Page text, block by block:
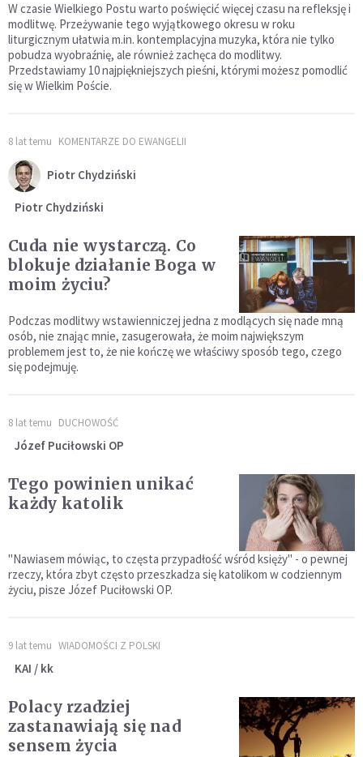
W czasie Wielkiego Postu warto poświęcić więcej czasu na refleksję i
modlitwę. Przeżywanie tego wyjątkowego okresu w roku
liturgicznym ułatwia m.in. kontemplacyjna muzyka, która nie tylko
pobudza wyobraźnię, ale również zachęca do modlitwy.
Przedstawiamy 10 najpiękniejszych pieśni, którymi możesz pomodlić
się w Wielkim Poście.
8 lat temu KOMENTARZE DO EWANGELII
Piotr Chydziński
Piotr Chydziński
Cuda nie wystarczą. Co
blokuje działanie Boga w
moim życiu?
Podczas modlitwy wstawienniczej jedna z modlących się nade mną
osób, nie znając mnie, zasugerowała, że moim największym
problemem jest to, że nie kończę we właściwy sposób tego, czego
się podejmuję.
8 lat temu DUCHOWOŚĆ
Józef Puciłowski OP
Tego powinien unikać
każdy katolik
"Nawiasem mówiąc, to częsta przypadłość wśród księży" - o pewnej
rzeczy, która zbyt często przeszkadza się katolikom w codziennym
życiu, pisze Józef Puciłowski OP.
9 lat temu WIADOMOŚCI Z POLSKI
KAI / kk
Polacy rzadziej
zastanawiają się nad
sensem życia